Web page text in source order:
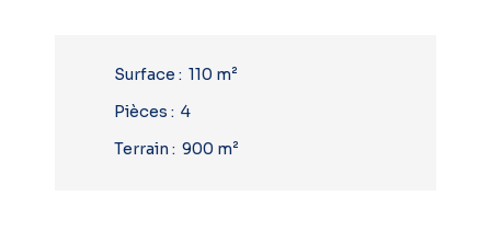
Surface : 110 m²
Pièces : 4
Terrain : 900 m²